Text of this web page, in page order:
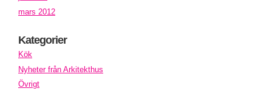
mars 2012
Kategorier
Kök
Nyheter från Arkitekthus
Övrigt